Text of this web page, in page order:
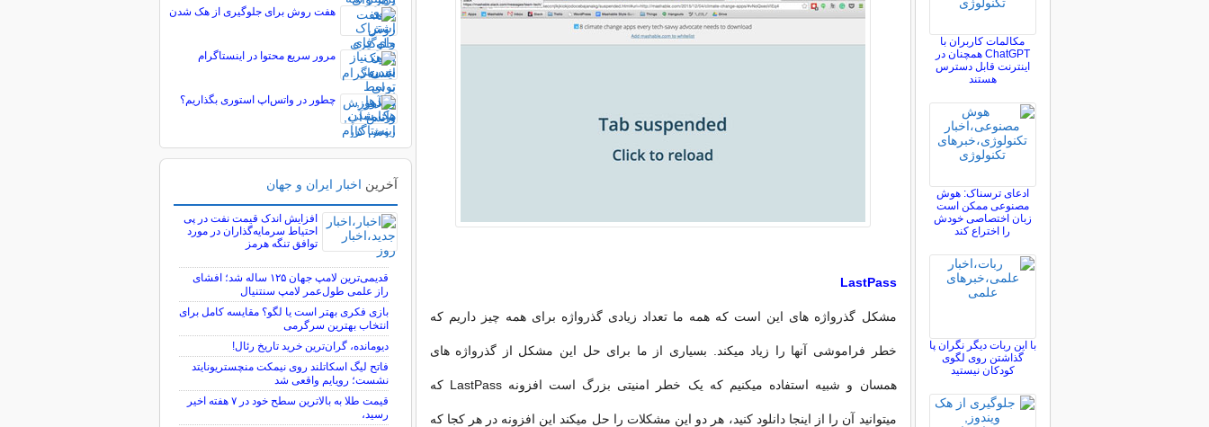
LastPass
مشکل گذرواژه های این است که همه ما تعداد زیادی گذرواژه برای همه چیز داریم که
خطر فراموشی آنها را زیاد میکند. بسیاری از ما برای حل این مشکل از گذرواژه های
همسان و شبیه استفاده میکنیم که یک خطر امنیتی بزرگ است افزونه LastPass که
میتوانید آن را از اینجا دانلود کنید، هر دو این مشکلات را حل میکند این افزونه در هر کجا که
مکالمات کاربران با
ChatGPT همچنان در
اینترنت قابل دسترس
هستند
ادعای ترسناک: هوش
مصنوعی ممکن است
زبان اختصاصی خودش
را اختراع کند
با این ربات دیگر نگران پا
گذاشتن روی لگوی
کودکان نیستید
هفت روش برای جلوگیری از هک شدن
مرور سریع محتوا در اینستاگرام
چطور در واتس‌‌اپ استوری بگذاریم؟
آخرین اخبار ایران و جهان
افزایش اندک قیمت نفت در پی
احتیاط سرمایه‌گذاران در مورد
توافق تنگه هرمز
قدیمی‌ترین لامپ جهان ۱۲۵ ساله شد؛ افشای
راز علمی طول‌عمر لامپ سنتنیال
بازی فکری بهتر است یا لگو؟ مقایسه کامل برای
انتخاب بهترین سرگرمی
دیومانده، گران‌ترین خرید تاریخ رئال!
فاتح لیگ اسکاتلند روی نیمکت منچستریونایتد
نشست؛ رویایم واقعی شد
قیمت طلا به بالاترین سطح خود در ۷ هفته اخیر
رسید،